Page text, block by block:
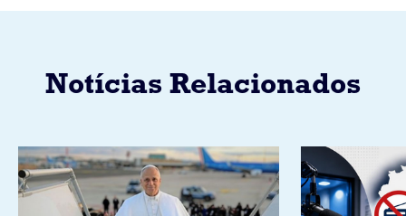
Notícias Relacionados